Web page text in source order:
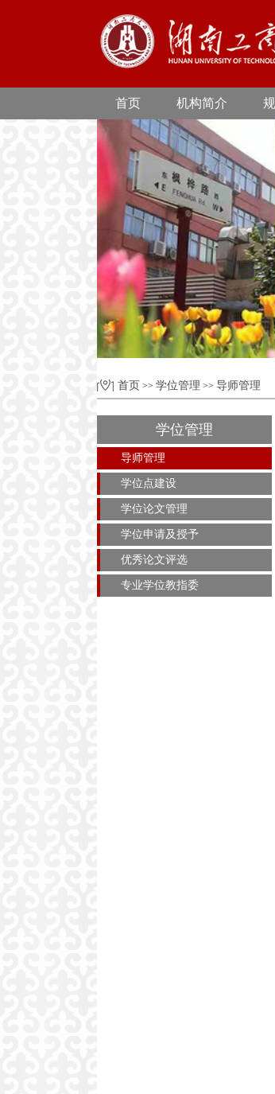
首页 机构简介
首页 >> 学位管理 >> 导师管理
学位管理
导师管理
学位点建设
学位论文管理
学位申请及授予
优秀论文评选
专业学位教指委